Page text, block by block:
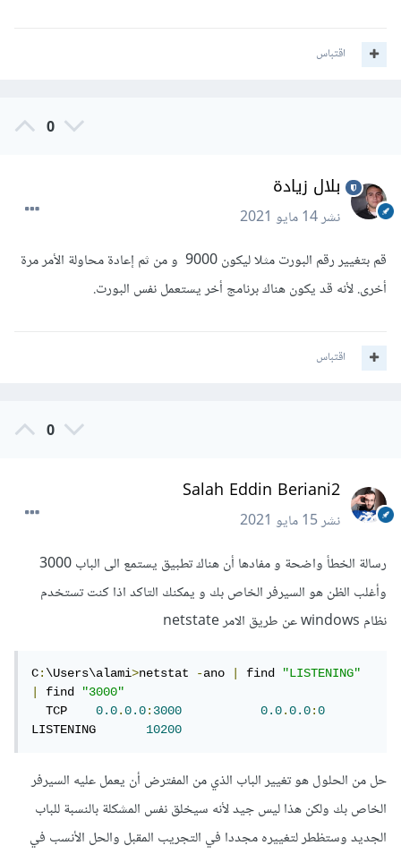
اقتباس
0
بلال زيادة
نشر14 مايو 2021
قم بتغيير رقم البورت مثلا ليكون 9000 و من ثم إعادة محاولة الأمر مرة
أخرى. لأنه قد يكون هناك برنامج أخر يستعمل نفس البورت.
اقتباس
0
Salah Eddin Beriani2
نشر15 مايو 2021
رسالة الخطأ واضحة و مفادها أن هناك تطبيق يستمع الى الباب 3000
وأغلب الظن هو السيرفر الخاص بك و يمكنك التاكد اذا كنت تستخدم
نظام windows عن طريق الامر netstate
C:\Users\alami>netstat -ano find "LISTENING"
find "3000"
  TCP
0.0.0.0:3000 0.0.0.0:0
LISTENING 10200
حل من الحلول هو تغيير الباب الذي من المفترض أن يعمل عليه السيرفر
الخاص بك ولكن هذا ليس جيد لأنه سيخلق نفس المشكلة بالنسبة للباب
الجديد وستظطر لتغييره مجددا في التجريب المقبل والحل الأنسب في